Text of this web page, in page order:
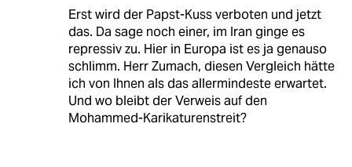
Erst wird der Papst-Kuss verboten und jetzt
das. Da sage noch einer, im Iran ginge es
repressiv zu. Hier in Europa ist es ja genauso
schlimm. Herr Zumach, diesen Vergleich hätte
ich von Ihnen als das allermindeste erwartet.
Und wo bleibt der Verweis auf den
Mohammed-Karikaturenstreit?